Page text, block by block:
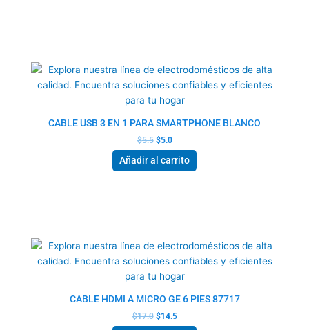
CABLE USB 3 EN 1 PARA SMARTPHONE BLANCO
$5.5
original
era:
$5.5.
$5.0
actual
es:
$5.0.
Añadir al carrito
CABLE HDMI A MICRO GE 6 PIES 87717
$17.0
original
era:
$17.0.
$14.5
actual
es:
$14.5.